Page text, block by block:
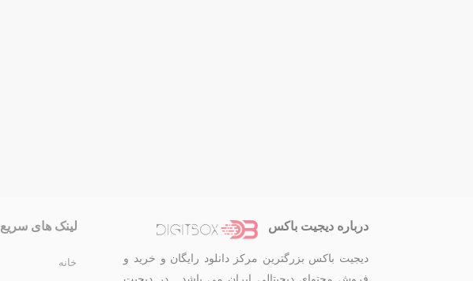
درباره دیجیت باکس
دیجیت باکس بزرگترین مرکز دانلود رایگان و خرید و
لینک های سریع
خانه